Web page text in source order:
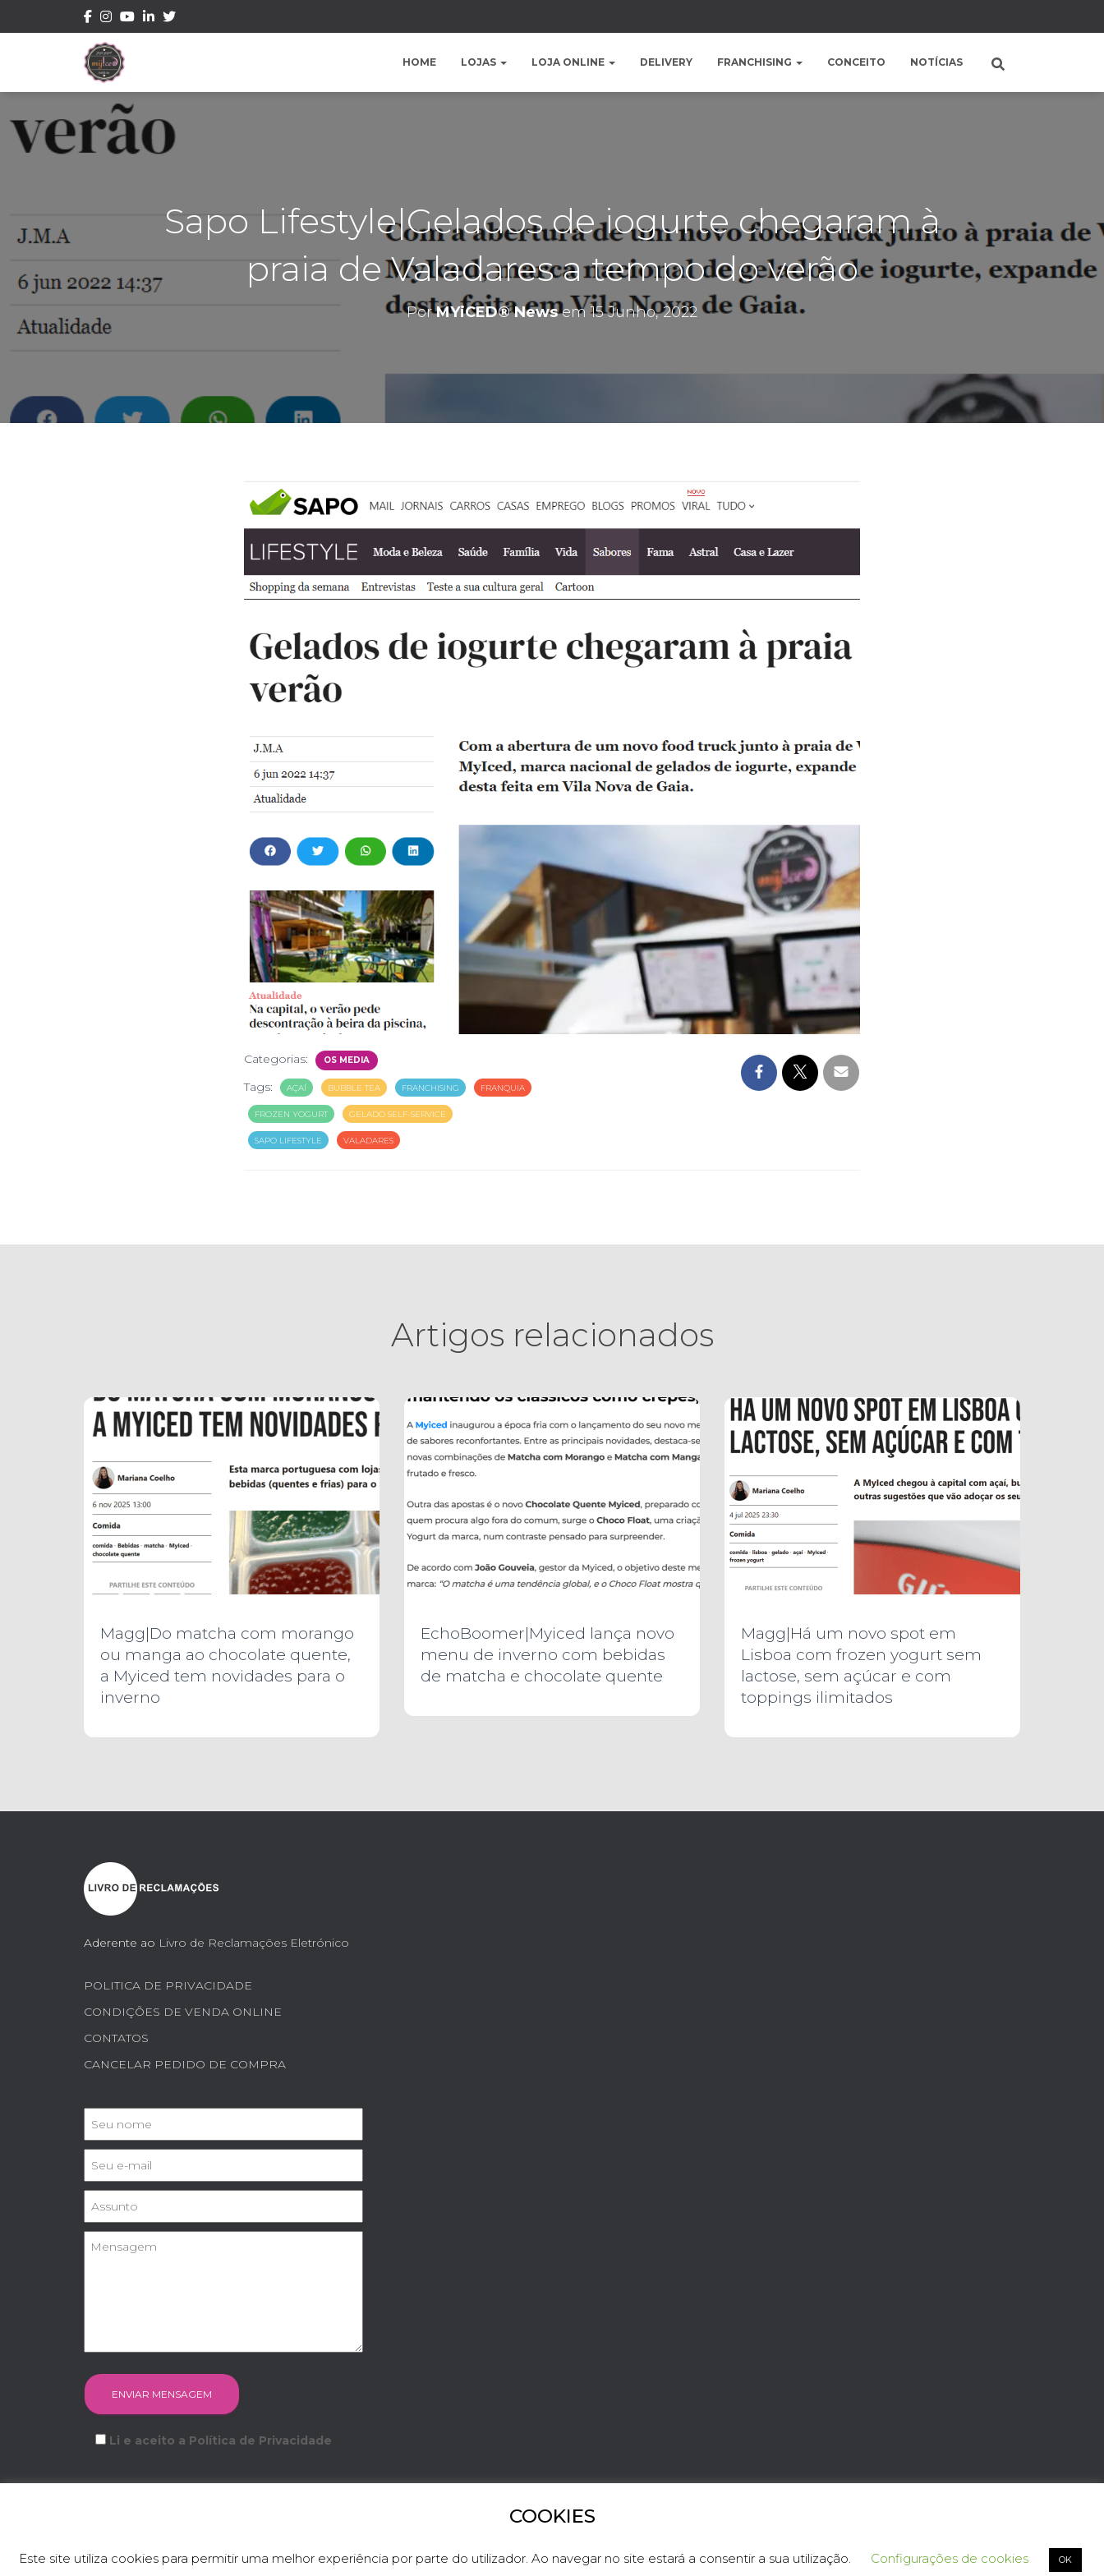
HOME LOJAS LOJA ONLINE DELIVERY FRANCHISING CONCEITO NOTÍCIAS
Sapo Lifestyle|Gelados de iogurte chegaram à
praia de Valadares a tempo do verão
PorMYiCED® Newsem15 Junho, 2022
Categorias: OS MEDIA
Tags: AÇAÍ BUBBLE TEA FRANCHISING FRANQUIA
FROZEN YOGURT GELADO SELF-SERVICE
SAPO LIFESTYLE VALADARES
Artigos relacionados
Magg|Do matcha com morango
ou manga ao chocolate quente,
a Myiced tem novidades para o
inverno
EchoBoomer|Myiced lança novo
menu de inverno com bebidas
de matcha e chocolate quente
Magg|Há um novo spot em
Lisboa com frozen yogurt sem
lactose, sem açúcar e com
toppings ilimitados
Aderente ao Livro de Reclamações Eletrónico
POLITICA DE PRIVACIDADE
CONDIÇÕES DE VENDA ONLINE
CONTATOS
CANCELAR PEDIDO DE COMPRA
Li e aceito a Política de Privacidade
Hestia | Criado com
COOKIES
Este site utiliza cookies para permitir uma melhor experiência por parte do utilizador. Ao navegar no site estará a consentir a sua utilização. Configurações de cookies OK